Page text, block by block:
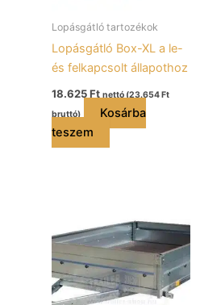
Lopásgátló tartozékok
Lopásgátló Box-XL a le-
és felkapcsolt állapothoz
18.625Ft nettó (23.654Ft
bruttó)
Kosárba
teszem